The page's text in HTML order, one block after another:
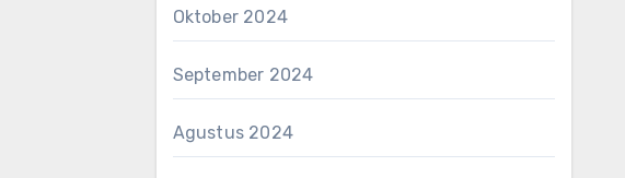
Oktober 2024
September 2024
Agustus 2024